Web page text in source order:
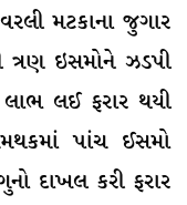
મટકાના જુગાર
ઇસમોને ઝડપી
લઈ ફરાર થયી
પાંચ ઈસમો
દાખલ કરી ફરાર